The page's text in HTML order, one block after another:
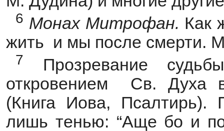
6 Монах Митрофан. Как
жить и мы после смерти.
7
Прозревание
откровением Св. Духа в
(Книга Иова, Псалтирь).
лишь тенью: “Аще бо и